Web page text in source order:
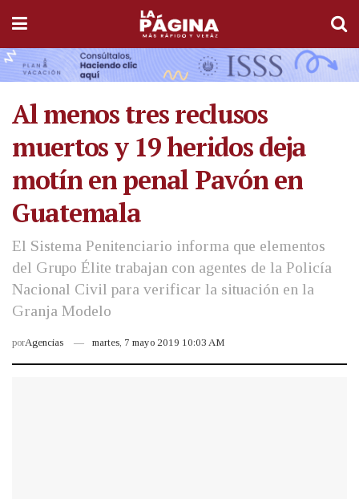
Al menos tres reclusos
muertos y 19 heridos deja
motín en penal Pavón en
Guatemala
El Sistema Penitenciario informa que elementos
del Grupo Élite trabajan con agentes de la Policía
Nacional Civil para verificar la situación en la
Granja Modelo
porAgencias martes, 7 mayo 2019 10:03 AM